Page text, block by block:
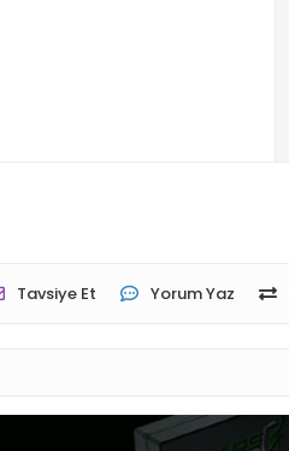
Tavsiye Et Yorum Yaz